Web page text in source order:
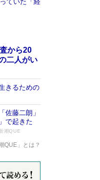
から20
二人がい
きるための
佐藤二朗」
で起きた
潮QUE
QUE」とは？